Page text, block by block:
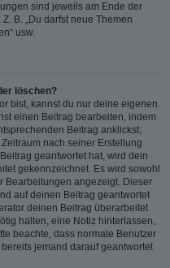
sind jeweils am Ende der
B. „Du darfst neue Themen
usw.
löschen?
bist, kannst du nur deine eigenen
einen Beitrag bearbeiten, indem
Beitrag anklickst;
nach seiner Erstellung
geantwortet hat, wird dein
gekennzeichnet. Es wird sowohl
Bearbeitungen angezeigt. Dieser
auf deinen Beitrag geantwortet
deinen Beitrag überarbeitet
halten, eine Notiz hinterlassen,
beachte, dass normale Benutzer
jemand darauf geantwortet